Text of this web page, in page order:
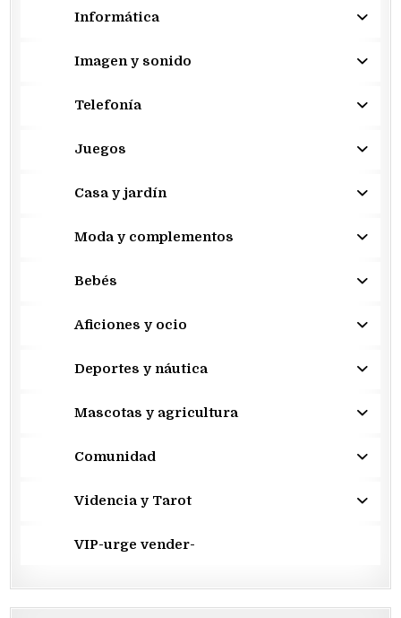
Informática
Imagen y sonido
Telefonía
Juegos
Casa y jardín
Moda y complementos
Bebés
Aficiones y ocio
Deportes y náutica
Mascotas y agricultura
Comunidad
Videncia y Tarot
VIP-urge vender-